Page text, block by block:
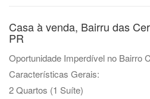
Casa à venda, Bairru das
PR
Oportunidade Imperdível no Bairro
Características Gerais:
2 Quartos (1 Suíte)